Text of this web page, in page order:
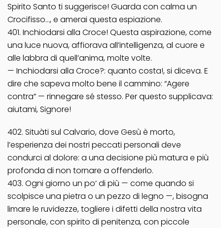
Spirito Santo ti suggerisce! Guarda con calma un
Crocifisso…, e amerai questa espiazione.
401. Inchiodarsi alla Croce! Questa aspirazione, come
una luce nuova, affiorava all’intelligenza, al cuore e
alle labbra di quell’anima, molte volte.
— Inchiodarsi alla Croce?: quanto costa!, si diceva. E
dire che sapeva molto bene il cammino: “Agere
contra” — rinnegare sé stesso. Per questo supplicava:
aiutami, Signore!
402. Situàti sul Calvario, dove Gesù è morto,
l’esperienza dei nostri peccati personali deve
condurci al dolore: a una decisione più matura e più
profonda di non tornare a offenderlo.
403. Ogni giorno un po’ di più — come quando si
scolpisce una pietra o un pezzo di legno —, bisogna
limare le ruvidezze, togliere i difetti della nostra vita
personale, con spirito di penitenza, con piccole